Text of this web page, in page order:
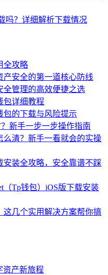
吗？详细解析下载情况
全攻略
产安全的第一道核心防线
全管理的高效便捷之选
包详细教程
包的下载与风险提示
新手一步一步操作指南
么清？新手一看就会的实操
安装全攻略，安全靠谱不踩
（Tp钱包）iOS版下载安装
这几个实用解决方案帮你搞
资产新旅程